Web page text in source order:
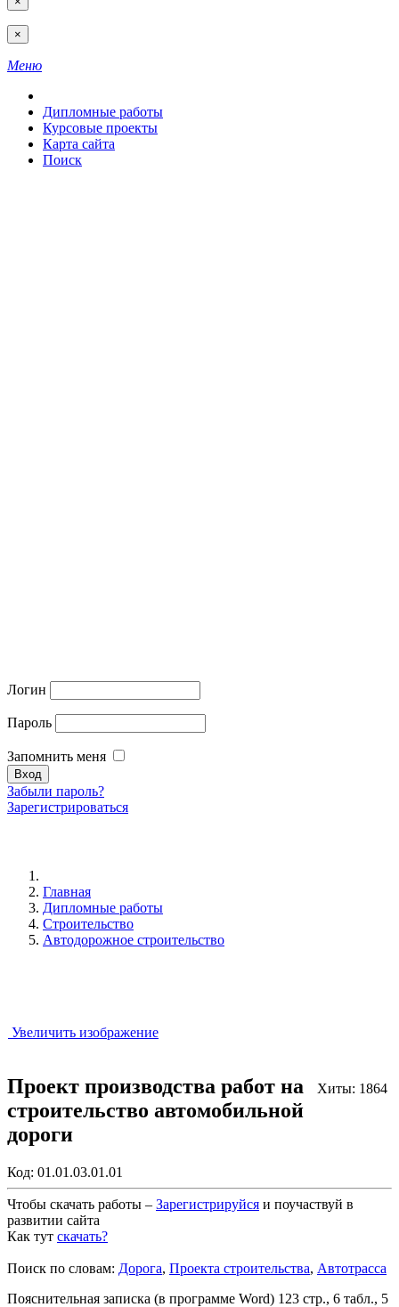
×
Меню
Дипломные работы
Курсовые проекты
Карта сайта
Поиск
Логин
Пароль
Запомнить меня
Забыли пароль?
Зарегистрироваться
Главная
Дипломные работы
Строительство
Автодорожное строительство
Увеличить изображение
Хиты: 1864
Проект производства работ на
строительство автомобильной
дороги
Код: 01.01.03.01.01
Чтобы скачать работы – Зарегистрируйся и поучаствуй в
развитии сайта
Как тут скачать?
Поиск по словам: Дорога, Проекта строительства, Автотрасса
Пояснительная записка (в программе Word) 123 стр., 6 табл., 5